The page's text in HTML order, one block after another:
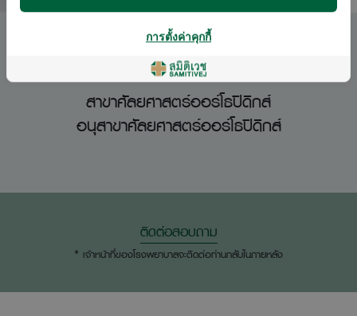
นพ. อธิศ เลิศวิไลรัตนพงศ์
สาขาศัลยศาสตร์ออร์โธปิดิกส์
อนุสาขาศัลยศาสตร์ออร์โธปิดิกส์
ติดต่อสอบถาม
* เจ้าหน้าที่ของโรงพยาบาลจะติดต่อท่านกลับในภายหลัง
การตั้งค่าคุกกี้